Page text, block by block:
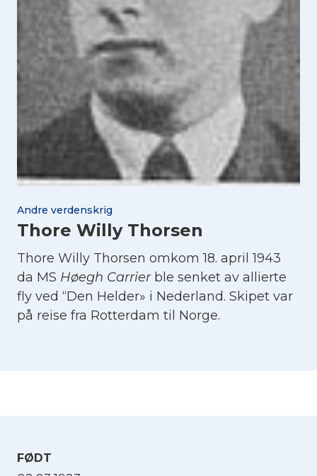
Andre verdenskrig
Thore Willy Thorsen
Thore Willy Thorsen omkom 18. april 1943
da MS Høegh Carrierble senket av allierte
fly ved “Den Helder» i Nederland. Skipet var
på reise fra Rotterdam til Norge.
FØDT